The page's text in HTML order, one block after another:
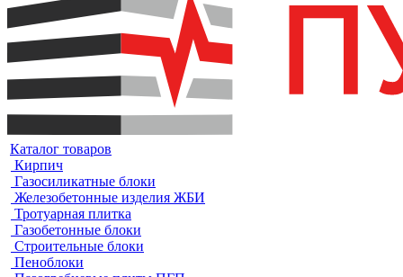
Каталог товаров
Кирпич
Газосиликатные блоки
Железобетонные изделия ЖБИ
Тротуарная плитка
Газобетонные блоки
Строительные блоки
Пеноблоки